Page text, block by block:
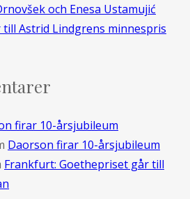
och Enesa Ustamujić
till Astrid Lindgrens minnespris
firar 10-årsjubileum
Daorson firar 10-årsjubileum
Frankfurt: Goethepriset går till